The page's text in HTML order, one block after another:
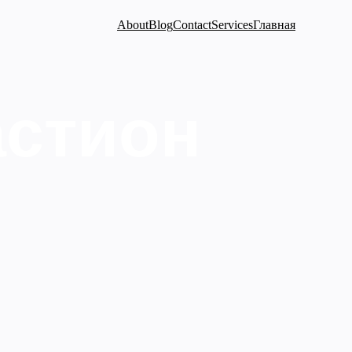
AboutBlogContactServicesГлавная